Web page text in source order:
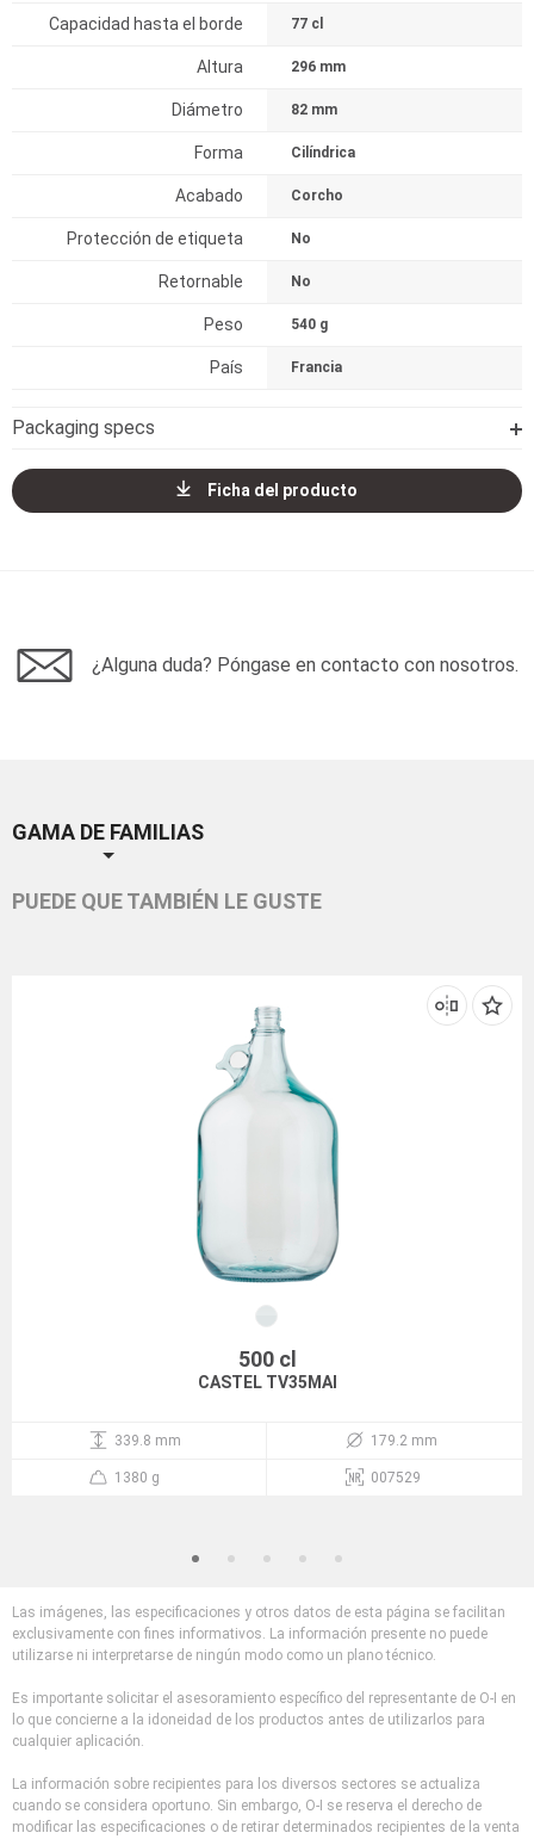
Capacidad hasta el borde 77 cl
Altura 296 mm
Diámetro 82 mm
Forma Cilíndrica
Acabado Corcho
Protección de etiqueta No
Retornable No
Peso 540 g
País Francia
Packaging specs
Ficha del producto
¿Alguna duda? Póngase en contacto con nosotros.
GAMA DE FAMILIAS
PUEDE QUE TAMBIÉN LE GUSTE
500 cl
CASTEL TV35MAI
339.8 mm 179.2 mm
1380 g 007529
Las imágenes, las especificaciones y otros datos de esta página se facilitan
exclusivamente con fines informativos. La información presente no puede
utilizarse ni interpretarse de ningún modo como un plano técnico.
Es importante solicitar el asesoramiento específico del representante de O-I en
lo que concierne a la idoneidad de los productos antes de utilizarlos para
cualquier aplicación.
La información sobre recipientes para los diversos sectores se actualiza
cuando se considera oportuno. Sin embargo, O-I se reserva el derecho de
modificar las especificaciones o de retirar determinados recipientes de la venta